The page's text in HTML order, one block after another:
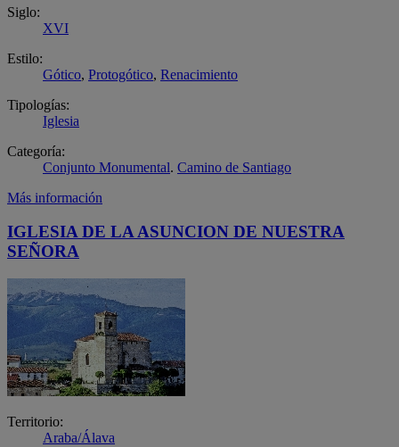
Siglo:
XVI
Estilo:
Gótico, Protogótico, Renacimiento
Tipologías:
Iglesia
Categoría:
Conjunto Monumental. Camino de Santiago
Más información
IGLESIA DE LA ASUNCION DE NUESTRA
SEÑORA
Territorio:
Araba/Álava